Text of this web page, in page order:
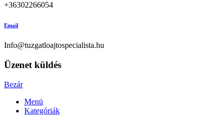
+36302266054
Email
Info@tuzgatloajtospecialista.hu
Üzenet küldés
Bezár
Menü
Kategóriák